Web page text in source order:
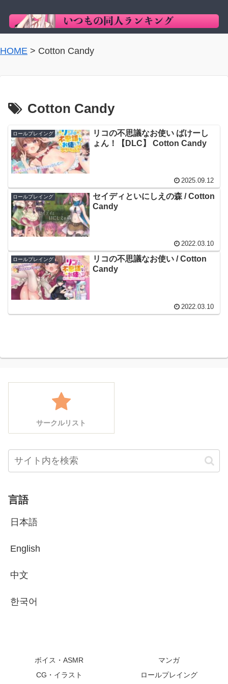
HOME > Cotton Candy
Cotton Candy
ロールプレイング
リコの不思議なお使い ばけーし
ょん！【DLC】 Cotton Candy
2025.09.12
ロールプレイング
セイディといにしえの森 / Cotton
Candy
2022.03.10
ロールプレイング
リコの不思議なお使い / Cotton
Candy
2022.03.10
サークルリスト
言語
日本語
English
中文
한국어
ボイス・ASMR
マンガ
CG・イラスト
ロールプレイング